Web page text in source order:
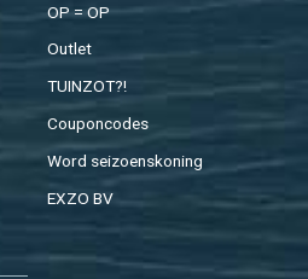
OP = OP
Out­let
TUIN­ZOT?!
Cou­pon­co­des
Word sei­zoens­ko­ning
EXZO BV